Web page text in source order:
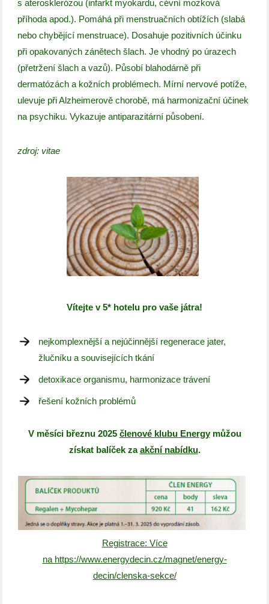
s aterosklerózou (infarkt myokardu, cévní mozková
příhoda apod.). Pomáhá při menstruačních obtížích (slabá
nebo chybějící menstruace). Dosahuje pozitivních účinku
při opakovaných zánětech šlach. Je vhodný po úrazech
(přetržení šlach a vazů). Působí blahodárně při
dermatózách a kožních problémech. Mírní nervové potíže,
ulevuje při Alzheimerově chorobě, má harmonizační účinek
na psychiku. Vykazuje antiparazitární působení.
zdroj: vitae
Vítejte v 5* hotelu pro vaše játra!
nejkomplexnější a nejúčinnější regenerace jater,
žlučníku a souvisejících tkání
detoxikace organismu, harmonizace trávení
řešení kožních problémů
V měsíci březnu 2025 členové klubu Energymůžou
získat balíček zaakční nabídku.
Registrace: Více
na https://www.energydecin.cz/magnet/energy-
decin/clenska-sekce/